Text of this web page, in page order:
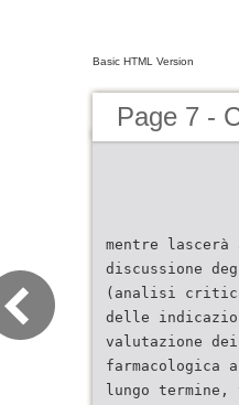
Basic HTML Version
Page 7 -
mentre lascerà
discussione
(analisi
delle
valutazione
farmacologica a
lungo